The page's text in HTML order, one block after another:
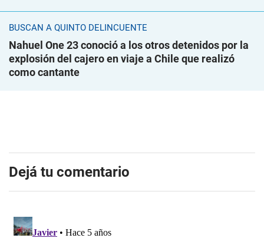
BUSCAN A QUINTO DELINCUENTE
Nahuel One 23 conoció a los otros detenidos por la
explosión del cajero en viaje a Chile que realizó
como cantante
Dejá tu comentario